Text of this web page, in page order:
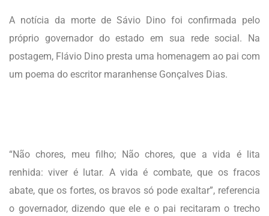
A notícia da morte de Sávio Dino foi confirmada pelo
próprio governador do estado em sua rede social. Na
postagem, Flávio Dino presta uma homenagem ao pai com
um poema do escritor maranhense Gonçalves Dias.
“Não chores, meu filho; Não chores, que a vida é lita
renhida: viver é lutar. A vida é combate, que os fracos
abate, que os fortes, os bravos só pode exaltar”, referencia
o governador, dizendo que ele e o pai recitaram o trecho